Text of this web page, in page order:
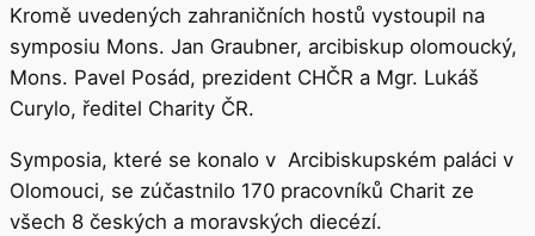
Kromě uvedených zahraničních hostů vystoupil na
symposiu Mons. Jan Graubner, arcibiskup olomoucký,
Mons. Pavel Posád, prezident CHČR a Mgr. Lukáš
Curylo, ředitel Charity ČR.
Symposia, které se konalo v Arcibiskupském paláci v
Olomouci, se zúčastnilo 170 pracovníků Charit ze
všech 8 českých a moravských diecézí.